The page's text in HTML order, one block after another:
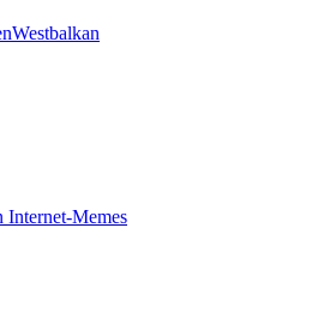
Westbalkan
Internet-Memes